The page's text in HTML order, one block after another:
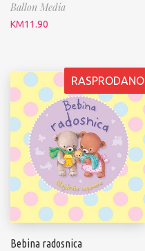
Ballon Media
KM11.90
RASPRODANO
Bebina radosnica